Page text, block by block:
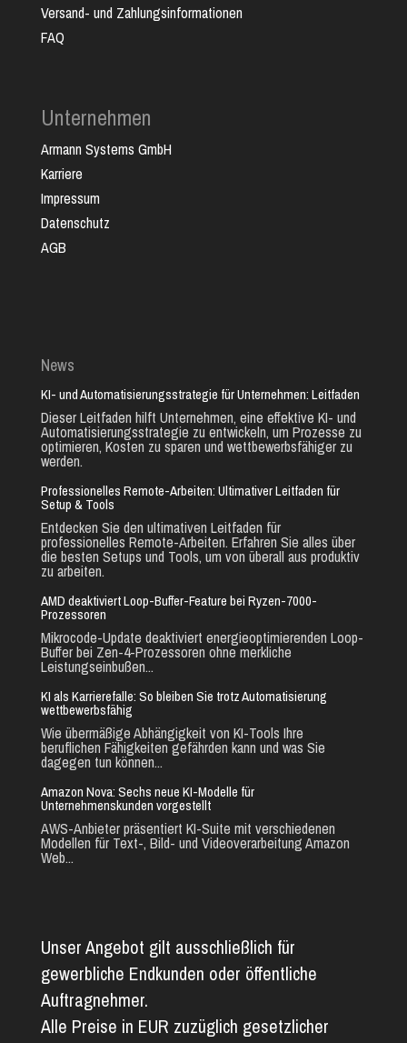
Versand- und Zahlungsinformationen
FAQ
Unternehmen
Armann Systems GmbH
Karriere
Impressum
Datenschutz
AGB
News
KI- und Automatisierungsstrategie für Unternehmen: Leitfaden
Dieser Leitfaden hilft Unternehmen, eine effektive KI- und
Automatisierungsstrategie zu entwickeln, um Prozesse zu
optimieren, Kosten zu sparen und wettbewerbsfähiger zu
werden.
Professionelles Remote-Arbeiten: Ultimativer Leitfaden für
Setup & Tools
Entdecken Sie den ultimativen Leitfaden für
professionelles Remote-Arbeiten. Erfahren Sie alles über
die besten Setups und Tools, um von überall aus produktiv
zu arbeiten.
AMD deaktiviert Loop-Buffer-Feature bei Ryzen-7000-
Prozessoren
Mikrocode-Update deaktiviert energieoptimierenden Loop-
Buffer bei Zen-4-Prozessoren ohne merkliche
Leistungseinbußen...
KI als Karrierefalle: So bleiben Sie trotz Automatisierung
wettbewerbsfähig
Wie übermäßige Abhängigkeit von KI-Tools Ihre
beruflichen Fähigkeiten gefährden kann und was Sie
dagegen tun können...
Amazon Nova: Sechs neue KI-Modelle für
Unternehmenskunden vorgestellt
AWS-Anbieter präsentiert KI-Suite mit verschiedenen
Modellen für Text-, Bild- und Videoverarbeitung Amazon
Web...
Unser Angebot gilt ausschließlich für
gewerbliche Endkunden oder öffentliche
Auftragnehmer.
Alle Preise in EUR zuzüglich gesetzlicher